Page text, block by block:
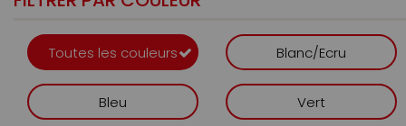
Toutes les couleurs Blanc/Ecru
Bleu Vert